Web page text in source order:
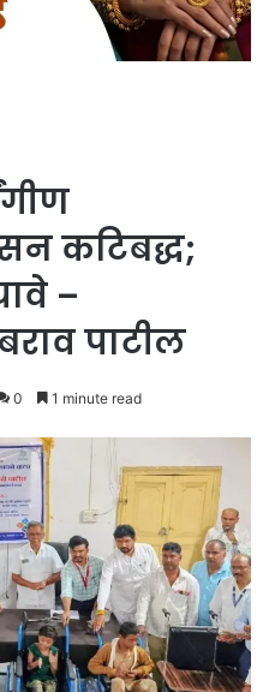
कटिबद्ध;
–
पाटील
0 1 minute read